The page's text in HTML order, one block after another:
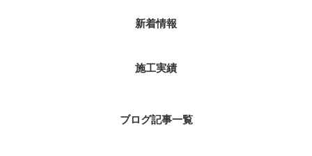
新着情報
施工実績
ブログ記事一覧